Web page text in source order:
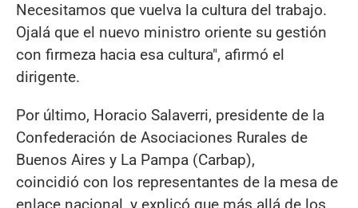
Necesitamos que vuelva la cultura del trabajo.
Ojalá que el nuevo ministro oriente su gestión
con firmeza hacia esa cultura", afirmó el
dirigente.
Por último, Horacio Salaverri, presidente de la
Confederación de Asociaciones Rurales de
Buenos Aires y La Pampa (Carbap),
coincidió con los representantes de la mesa de
enlace nacional, y explicó que más allá de los